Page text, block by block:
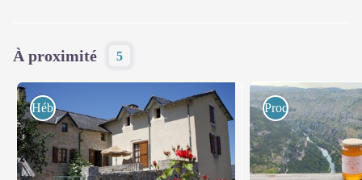
À proximité 5
Hébergements Produits du terroir